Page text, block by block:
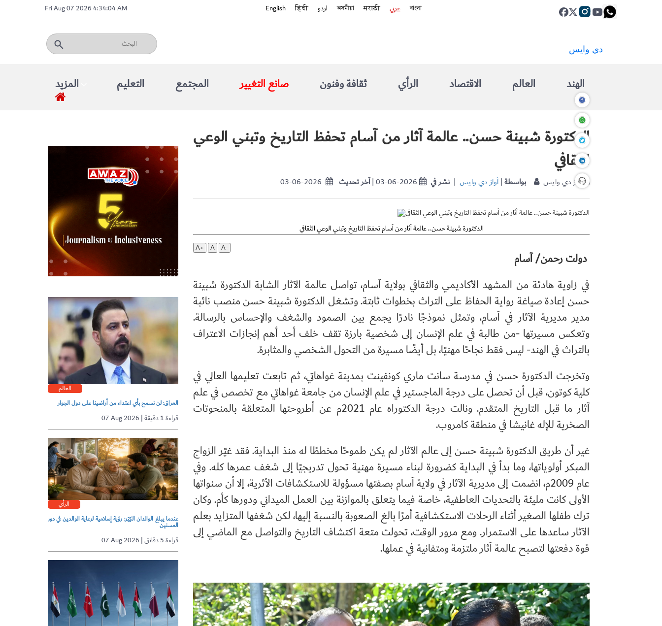
Fri Aug 07 2026 4:34:04 AM English हिंदी اردو অসমীয়া मराठी عربي বাংলা
المزيد التعليم المجتمع صانع التغيير ثقافة وفنون الرأي الاقتصاد العالم الهند
العالم
العراق: لن نسمح بأي اعتداء من أراضينا على دول الجوار
07 Aug 2026 | قراءة 1 دقيقة
الرأي
عندما يبلغ الوالدان الكِبَر: رؤية إسلامية لرعاية الوالدين في دور
المسنين
07 Aug 2026 | قراءة 5 دقائق
الدكتورة شبينة حسن.. عالمة آثار من آسام تحفظ التاريخ وتبني الوعي
الثقافي
03-06-2026 آخر تحديث| 03-06-2026 نشر في | آواز دي وايس بواسطة|آواز دي وايس
الدكتورة شبينة حسن.. عالمة آثار من آسام تحفظ التاريخ وتبني الوعي الثقافي
A+
A A-
في زاوية هادئة من المشهد الأكاديمي والثقافي بولاية آسام، تواصل عالمة الآثار الشابة الدكتورة شبينة
حسن إعادة صياغة رواية الحفاظ على التراث بخطوات ثابتة. وتشغل الدكتورة شبينة حسن منصب نائبة
مدير مديرية الآثار في آسام، وتمثل نموذجًا نادرًا يجمع بين الصمود والشغف والإحساس بالرسالة.
وتعكس مسيرتها -من طالبة في علم الإنسان إلى شخصية بارزة تقف خلف أحد أهم إنجازات الاعتراف
بالتراث في الهند- ليس فقط نجاحًا مهنيًا، بل أيضًا مسيرة من التحول الشخصي والمثابرة.
وتخرجت الدكتورة حسن في مدرسة سانت ماري كونفينت بمدينة غواهاتي، ثم تابعت تعليمها العالي في
كلية كوتون، قبل أن تحصل على درجة الماجستير في علم الإنسان من جامعة غواهاتي مع تخصص في علم
آثار ما قبل التاريخ المتقدم. ونالت درجة الدكتوراه عام 2021م عن أطروحتها المتعلقة بالمنحوتات
الصخرية للإله غانيشا في منطقة كامروب.
غير أن طريق الدكتورة شبينة حسن إلى عالم الآثار لم يكن طموحًا مخططًا له منذ البداية. فقد غيّر الزواج
المبكر أولوياتها، وما بدأ في البداية كضرورة لبناء مسيرة مهنية تحول تدريجيًا إلى شغف عمرها كله. وفي
عام 2009م، انضمت إلى مديرية الآثار في ولاية آسام بصفتها مسؤولة للاستكشافات الأثرية، إلا أن سنواتها
الأولى كانت مليئة بالتحديات العاطفية، خاصة فيما يتعلق بالموازنة بين العمل الميداني ودورها كأم. وكان
ترك طفلها الصغير أثناء الرحلات الاستكشافية أمرًا بالغ الصعوبة بالنسبة إليها، لكن شغفها المتزايد بعلم
الآثار ساعدها على الاستمرار. ومع مرور الوقت، تحولت متعة اكتشاف التاريخ والتواصل مع الماضي إلى
قوة دفعتها لتصبح عالمة آثار ملتزمة ومتفانية في عملها.